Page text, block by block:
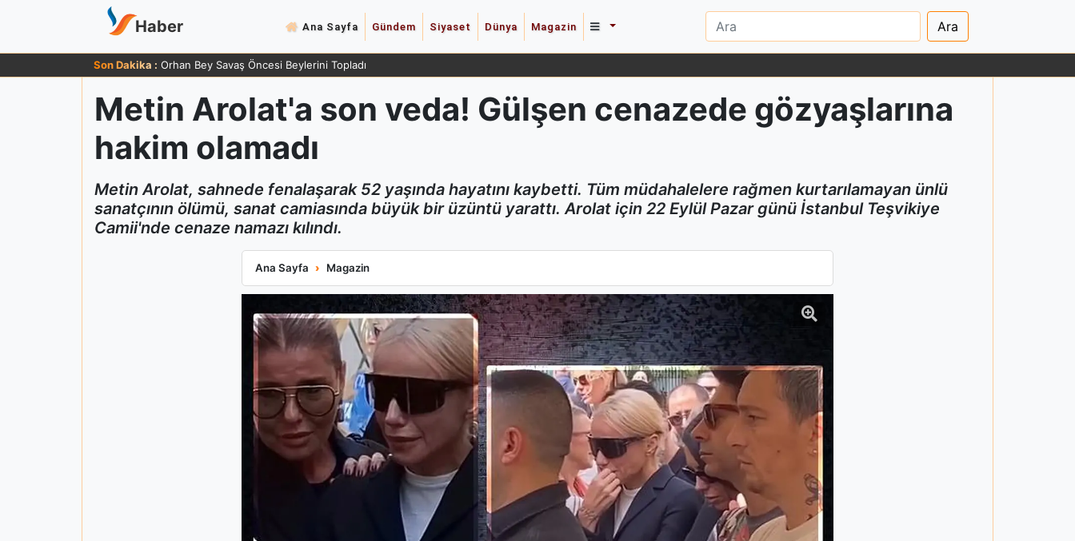
Haber Ana Sayfa Gündem Siyaset Dünya Magazin Ara
Son Dakika : Orhan Bey Savaş Öncesi Beylerini Topladı
Metin Arolat'a son veda! Gülşen cenazede gözyaşlarına
hakim olamadı
Metin Arolat, sahnede fenalaşarak 52 yaşında hayatını kaybetti. Tüm müdahalelere rağmen kurtarılamayan ünlü
sanatçının ölümü, sanat camiasında büyük bir üzüntü yarattı. Arolat için 22 Eylül Pazar günü İstanbul Teşvikiye
Camii'nde cenaze namazı kılındı.
Ana Sayfa Magazin
Metin Arolat'a son veda! Gülşen cenazede gözyaşlarına hakim olamadı